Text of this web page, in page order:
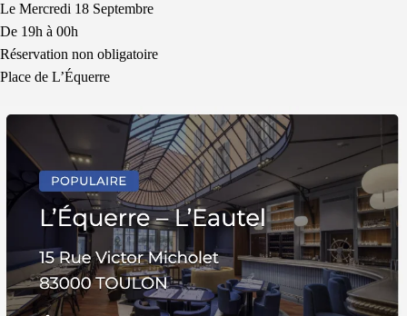
Le Mercredi 18 Septembre
De 19h à 00h
Réservation non obligatoire
Place de L’Équerre